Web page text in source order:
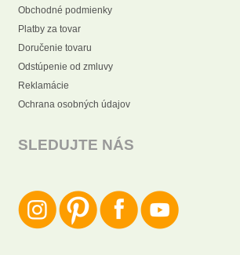
Obchodné podmienky
Platby za tovar
Doručenie tovaru
Odstúpenie od zmluvy
Reklamácie
Ochrana osobných údajov
SLEDUJTE NÁS